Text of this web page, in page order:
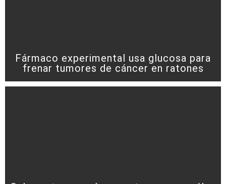
Fármaco experimental usa glucosa para
frenar tumores de cáncer en ratones